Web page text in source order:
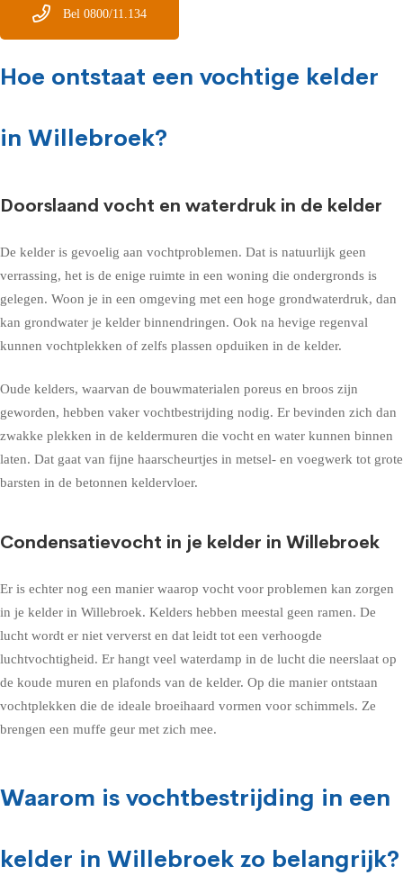
Bel 0800/11.134
Hoe ontstaat een vochtige kelder
in Willebroek?
Doorslaand vocht en waterdruk in de kelder
De kelder is gevoelig aan vochtproblemen. Dat is natuurlijk geen
verrassing, het is de enige ruimte in een woning die ondergronds is
gelegen. Woon je in een omgeving met een hoge grondwaterdruk, dan
kan grondwater je kelder binnendringen. Ook na hevige regenval
kunnen vochtplekken of zelfs plassen opduiken in de kelder.
Oude kelders, waarvan de bouwmaterialen poreus en broos zijn
geworden, hebben vaker vochtbestrijding nodig. Er bevinden zich dan
zwakke plekken in de keldermuren die vocht en water kunnen binnen
laten. Dat gaat van fijne haarscheurtjes in metsel- en voegwerk tot grote
barsten in de betonnen keldervloer.
Condensatievocht in je kelder in Willebroek
Er is echter nog een manier waarop vocht voor problemen kan zorgen
in je kelder in Willebroek. Kelders hebben meestal geen ramen. De
lucht wordt er niet ververst en dat leidt tot een verhoogde
luchtvochtigheid. Er hangt veel waterdamp in de lucht die neerslaat op
de koude muren en plafonds van de kelder. Op die manier ontstaan
vochtplekken die de ideale broeihaard vormen voor schimmels. Ze
brengen een muffe geur met zich mee.
Waarom is vochtbestrijding in een
kelder in Willebroek zo belangrijk?